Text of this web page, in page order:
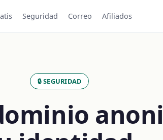
Seguridad Correo Afiliados
🔒 SEGURIDAD